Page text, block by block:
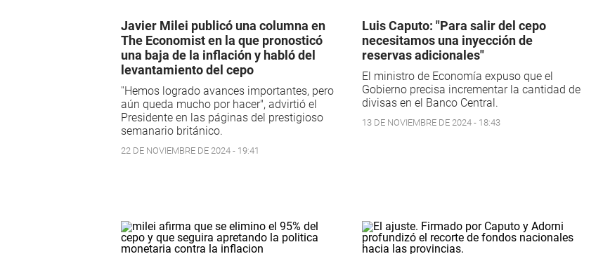
Javier Milei publicó una columna en
The Economist en la que pronosticó
una baja de la inflación y habló del
levantamiento del cepo
''Hemos logrado avances importantes, pero
aún queda mucho por hacer", advirtió el
Presidente en las páginas del prestigioso
semanario británico.
22 DE NOVIEMBRE DE 2024 - 19:41
Luis Caputo: "Para salir del cepo
necesitamos una inyección de
reservas adicionales"
El ministro de Economía expuso que el
Gobierno precisa incrementar la cantidad de
divisas en el Banco Central.
13 DE NOVIEMBRE DE 2024 - 18:43